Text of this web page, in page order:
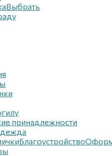
Выбрать
принадлежности
Благоустройствo